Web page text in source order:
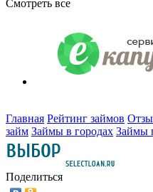
Смотреть все
Главная Рейтинг займов
займ Займы в городах Займы
Поделиться